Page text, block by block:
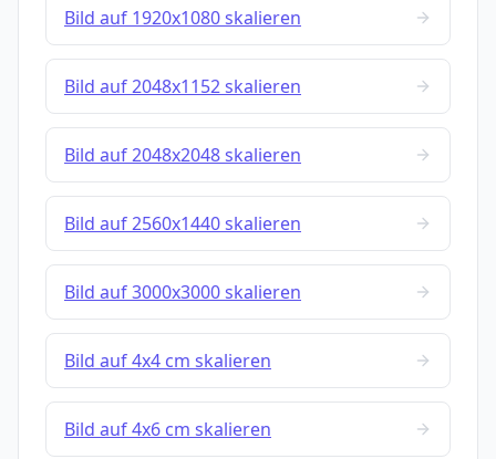
Bild auf 1920x1080 skalieren
Bild auf 2048x1152 skalieren
Bild auf 2048x2048 skalieren
Bild auf 2560x1440 skalieren
Bild auf 3000x3000 skalieren
Bild auf 4x4 cm skalieren
Bild auf 4x6 cm skalieren